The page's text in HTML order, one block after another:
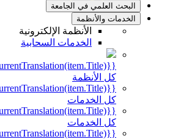
البحث العلمي في الجامعة
الخدمات والأنظمة
الأنظمة الإلكترونية
الخدمات السحابية
{{mmc.getCurrentTranslation(item.Title)}}
كل الأنظمة
{{mmc.getCurrentTranslation(item.Title)}}
كل الخدمات
{{mmc.getCurrentTranslation(item.Title)}}
كل الخدمات
{{mmc.getCurrentTranslation(item.Title)}}